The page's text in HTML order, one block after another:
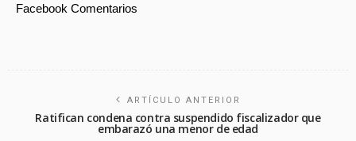
Facebook Comentarios
ARTÍCULO ANTERIOR
Ratifican condena contra suspendido fiscalizador que
embarazó una menor de edad